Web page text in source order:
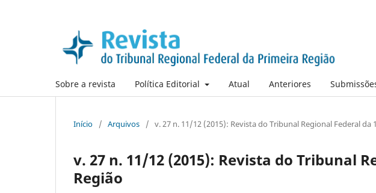
Sobre a revista Política Editorial Atual Anteriores
Início / Arquivos / v. 27 n. 11/12 (2015): Revista do Tribunal Regional Federal da
v. 27 n. 11/12 (2015): Revista do Tribunal
Região